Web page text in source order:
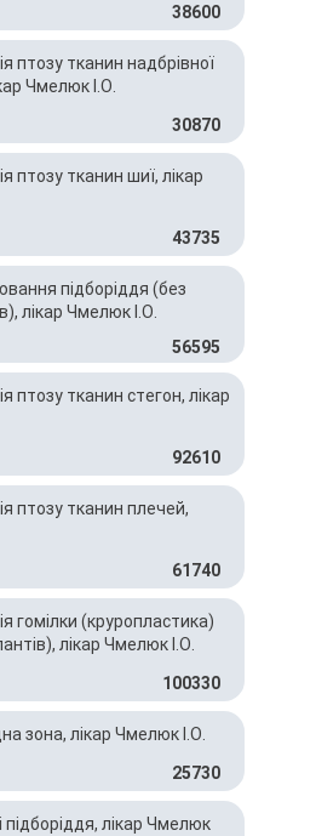
38600
птозу тканин надбрівної
Чмелюк І.О.
30870
птозу тканин шиї, лікар
43735
підборіддя (без
лікар Чмелюк І.О.
56595
птозу тканин стегон, лікар
92610
птозу тканин плечей,
61740
гомілки (круропластика)
лікар Чмелюк І.О.
100330
зона, лікар Чмелюк І.О.
25730
підборіддя, лікар Чмелюк